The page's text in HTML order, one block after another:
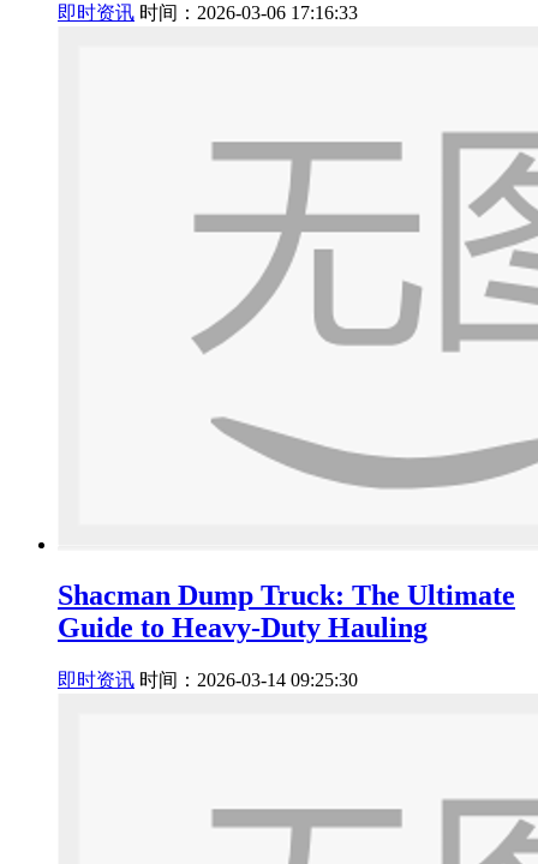
即时资讯 时间：2026-03-06 17:16:33
Shacman Dump Truck: The Ultimate
Guide to Heavy-Duty Hauling
即时资讯 时间：2026-03-14 09:25:30